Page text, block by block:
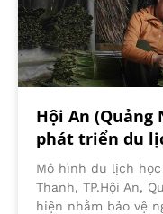
Hội An (Quảng
phát triển du
Mô hình du lịch học
Thanh, TP.Hội An,
hiện nhằm bảo vệ